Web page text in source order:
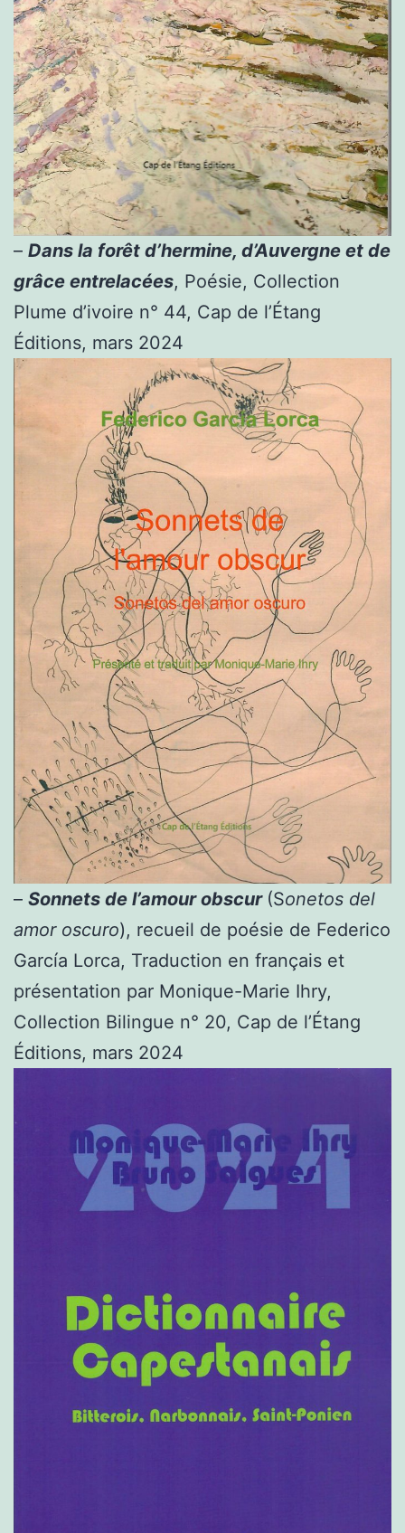
– Dans la forêt d’hermine, d’Auvergne et de
grâce entrelacées, Poésie, Collection
Plume d’ivoire n° 44, Cap de l’Étang
Éditions, mars 2024
– Sonnets de l’amour obscur (Sonetos del
amor oscuro), recueil de poésie de Federico
García Lorca, Traduction en français et
présentation par Monique-Marie Ihry,
Collection Bilingue n° 20, Cap de l’Étang
Éditions, mars 2024